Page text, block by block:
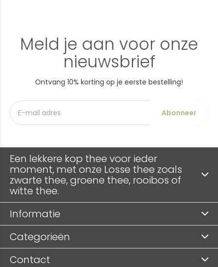
Meld je aan voor onze
nieuwsbrief
Ontvang 10% korting op je eerste bestelling!
Abonneer
Een lekkere kop thee voor ieder
moment, met onze Losse thee zoals
zwarte thee, groene thee, rooibos of
witte thee.
Informatie
Categorieën
Contact